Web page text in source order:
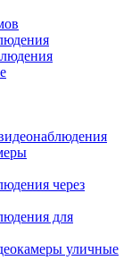
через
для
уличные